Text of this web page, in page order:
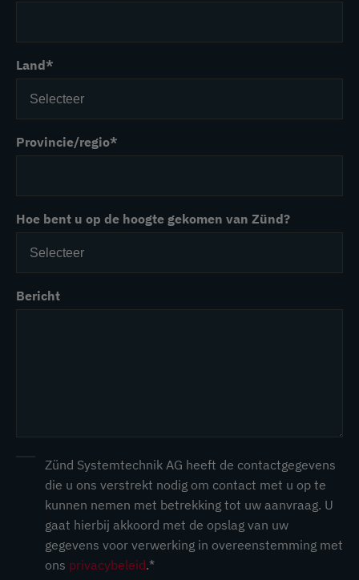
Land*
Provincie/regio*
Hoe bent u op de hoogte gekomen van Zünd?
Bericht
Zünd Systemtechnik AG heeft de contactgegevens
die u ons verstrekt nodig om contact met u op te
kunnen nemen met betrekking tot uw aanvraag. U
gaat hierbij akkoord met de opslag van uw
gegevens voor verwerking in overeenstemming met
ons privacybeleid.*